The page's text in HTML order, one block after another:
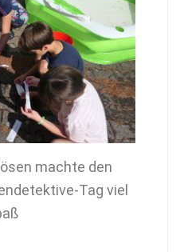
machte den
Tag viel